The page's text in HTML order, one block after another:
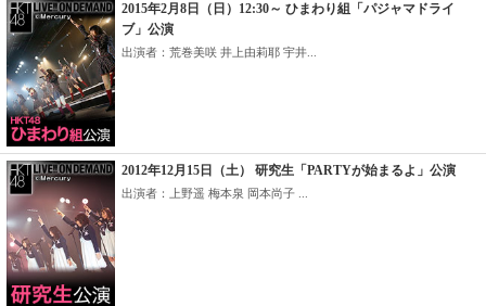
2015年2月8日（日）12:30～ ひまわり組「パジャマドライ
ブ」公演
出演者：荒巻美咲 井上由莉耶 宇井...
2012年12月15日（土） 研究生「PARTYが始まるよ」公演
出演者：上野遥 梅本泉 岡本尚子 ...